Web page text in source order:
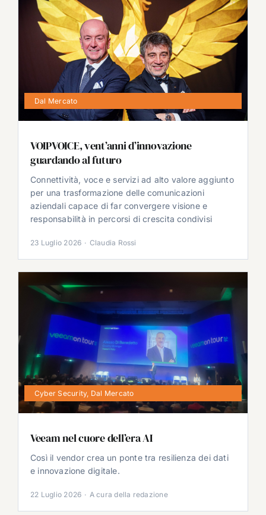
Dal Mercato
VOIPVOICE, vent’anni d’innovazione
guardando al futuro
Connettività, voce e servizi ad alto valore aggiunto
per una trasformazione delle comunicazioni
aziendali capace di far convergere visione e
responsabilità in percorsi di crescita condivisi
23 Luglio 2026 · Claudia Rossi
Cyber Security, Dal Mercato
Veeam nel cuore dell’era AI
Così il vendor crea un ponte tra resilienza dei dati
e innovazione digitale.
22 Luglio 2026 · A cura della redazione